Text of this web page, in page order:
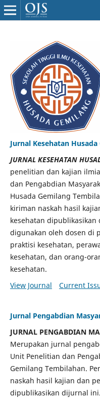
Jurnal Kesehatan
JURNAL KESEHATAN
penelitian dan kajian
dan Pengabdian
Husada Gemilang
kiriman naskah hasil
kesehatan
digunakan oleh dosen di
praktisi kesehatan,
kesehatan, dan orang-
kesehatan.
View Journal
Current
Jurnal Pengabdian
JURNAL PENGABDIAN
Merupakan jurnal
Unit Penelitian dan
Gemilang Tembilahan.
naskah hasil kajian dan
dipublikasikan dijurnal